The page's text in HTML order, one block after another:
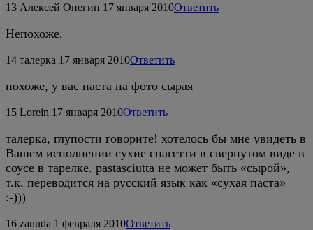
13 Алексей Онегин 17 января 2010Ответить
Непохоже.
14 талерка 17 января 2010Ответить
похоже, у вас паста на фото сырая
15 Lorein 17 января 2010Ответить
талерка, глупости говорите! хотелось бы мне увидеть в
Вашем исполнении сухие спагетти в свернутом виде в
соусе в тарелке. pastasciutta не может быть «сырой»,
т.к. переводится на русский язык как «сухая паста»
:-)))
16 zanuda 1 февраля 2010Ответить